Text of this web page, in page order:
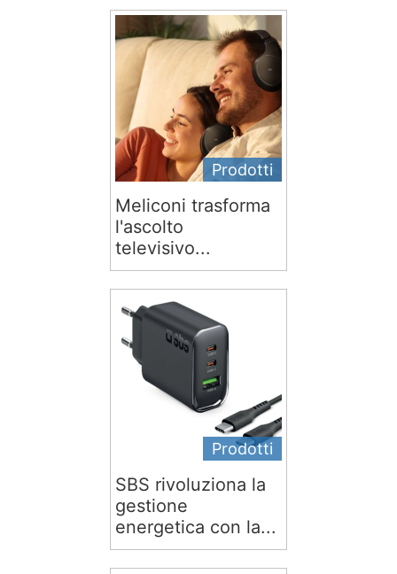
Prodotti
Meliconi trasforma
l'ascolto
televisivo...
Prodotti
SBS rivoluziona la
gestione
energetica con la...